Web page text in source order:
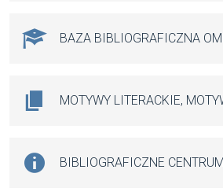
BAZA BIBLIOGRAFICZNA
MOTYWY LITERACKIE,
BIBLIOGRAFICZNE